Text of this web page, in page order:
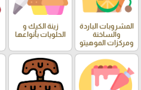
المشروبات الباردة
والساخنة
ومركزات الموهيتو
زينة الكيك و
الحلويات بأنواعها